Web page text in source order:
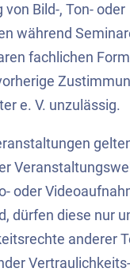
Bild-, Ton- oder
während
fachlichen
e. V. unzulässig.
oder
dürfen diese nur
anderer